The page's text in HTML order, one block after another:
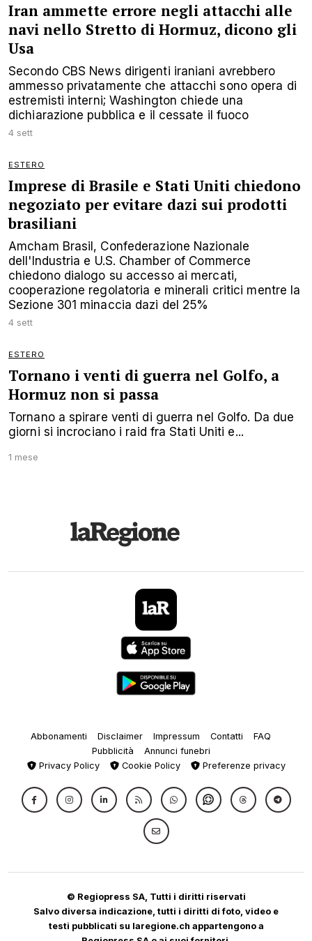
Iran ammette errore negli attacchi alle
navi nello Stretto di Hormuz, dicono gli
Usa
Secondo CBS News dirigenti iraniani avrebbero
ammesso privatamente che attacchi sono opera di
estremisti interni; Washington chiede una
dichiarazione pubblica e il cessate il fuoco
4 sett
ESTERO
Imprese di Brasile e Stati Uniti chiedono
negoziato per evitare dazi sui prodotti
brasiliani
Amcham Brasil, Confederazione Nazionale
dell'Industria e U.S. Chamber of Commerce
chiedono dialogo su accesso ai mercati,
cooperazione regolatoria e minerali critici mentre la
Sezione 301 minaccia dazi del 25%
4 sett
ESTERO
Tornano i venti di guerra nel Golfo, a
Hormuz non si passa
Tornano a spirare venti di guerra nel Golfo. Da due
giorni si incrociano i raid fra Stati Uniti e...
1 mese
Abbonamenti Disclaimer Impressum Contatti
FAQ
Pubblicità
Annunci funebri
Privacy Policy
Cookie Policy Preferenze privacy
© Regiopress SA, Tutti i diritti riservati
Salvo diversa indicazione, tutti i diritti di foto, video e
testi pubblicati su laregione.ch appartengono a